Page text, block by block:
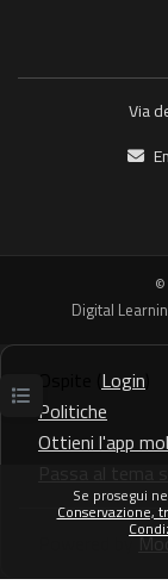
Se prosegui
Conservazione,
Apri indice del
Via
Digital
Ospite ( Login
Politiche
Ottieni l'app
Passa al tema
Powered by